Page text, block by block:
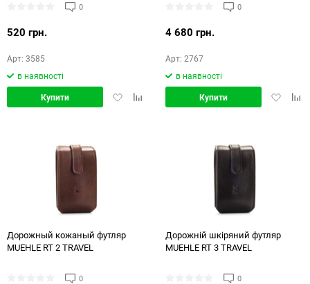
0
520 грн.
Арт: 3585
в наявності
ДодатиДодати
Купити
0
4 680 грн.
Арт: 2767
в наявності
Додати
Купити
Дорожный кожаный футляр
MUEHLE RT 2 TRAVEL
0
Дорожній шкіряний футляр
MUEHLE RT 3 TRAVEL
0